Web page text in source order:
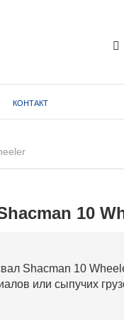
КОНТАКТ
10
Shacman 10
или сыпучих